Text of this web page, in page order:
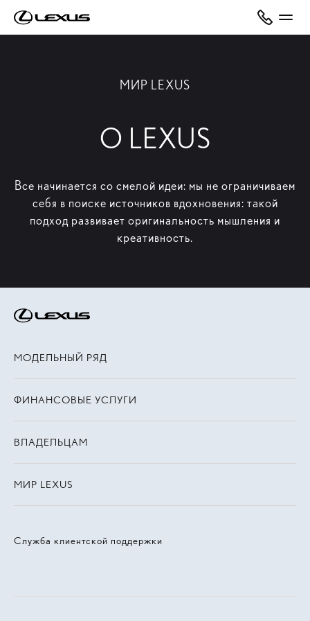
МИР LEXUS
О LEXUS
Все начинается со смелой идеи: мы не ограничиваем
себя в поиске источников вдохновения: такой
подход развивает оригинальность мышления и
креативность.
Служба клиентской поддержки
МОДЕЛЬНЫЙ РЯД
ФИНАНСОВЫЕ УСЛУГИ
ВЛАДЕЛЬЦАМ
МИР LEXUS